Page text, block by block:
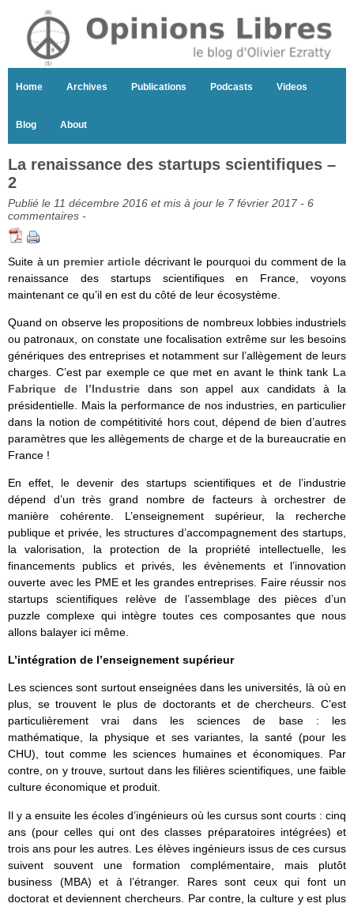
Home Archives Publications Podcasts Videos
Blog About
La renaissance des startups scientifiques –
2
Publié le 11 décembre 2016 et mis à jour le 7 février 2017 - 6
commentaires -
Suite à un premier articledécrivant le pourquoi du comment de la
renaissance des startups scientifiques en France, voyons
maintenant ce qu’il en est du côté de leur écosystème.
Quand on observe les propositions de nombreux lobbies industriels
ou patronaux, on constate une focalisation extrême sur les besoins
génériques des entreprises et notamment sur l’allègement de leurs
charges. C’est par exemple ce que met en avant le think tank La
Fabrique de l’Industriedans son appel aux candidats à la
présidentielle. Mais la performance de nos industries, en particulier
dans la notion de compétitivité hors cout, dépend de bien d’autres
paramètres que les allègements de charge et de la bureaucratie en
France !
En effet, le devenir des startups scientifiques et de l’industrie
dépend d’un très grand nombre de facteurs à orchestrer de
manière cohérente. L’enseignement supérieur, la recherche
publique et privée, les structures d’accompagnement des startups,
la valorisation, la protection de la propriété intellectuelle, les
financements publics et privés, les évènements et l’innovation
ouverte avec les PME et les grandes entreprises. Faire réussir nos
startups scientifiques relève de l’assemblage des pièces d’un
puzzle complexe qui intègre toutes ces composantes que nous
allons balayer ici même.
L’intégration de l’enseignement supérieur
Les sciences sont surtout enseignées dans les universités, là où en
plus, se trouvent le plus de doctorants et de chercheurs. C’est
particulièrement vrai dans les sciences de base : les
mathématique, la physique et ses variantes, la santé (pour les
CHU), tout comme les sciences humaines et économiques. Par
contre, on y trouve, surtout dans les filières scientifiques, une faible
culture économique et produit.
Il y a ensuite les écoles d’ingénieurs où les cursus sont courts : cinq
ans (pour celles qui ont des classes préparatoires intégrées) et
trois ans pour les autres. Les élèves ingénieurs issus de ces cursus
suivent souvent une formation complémentaire, mais plutôt
business (MBA) et à l’étranger. Rares sont ceux qui font un
doctorat et deviennent chercheurs. Par contre, la culture y est plus